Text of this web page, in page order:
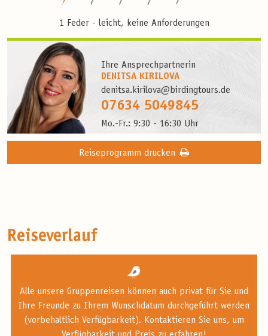
1 Feder - leicht, keine Anforderungen
Ihre Ansprechpartnerin
DENITSA KIRILOVA
denitsa.kirilova@birdingtours.de
07634 5049845
Mo.-Fr.: 9:30 - 16:30 Uhr
Reiseprogramm drucken
Reiseverlauf
Alle unsere Gruppenreisen können auch privat für Sie und
Ihre Freunde zu Ihrem Wunschdatum durchgeführt werden
(vorbehaltlich Verfügbarkeit). Kontaktieren Sie uns, um